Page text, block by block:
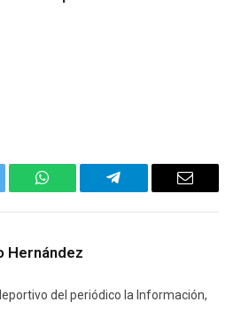
WhatsAppTelegram Email
Hernández
del periódico la Información,